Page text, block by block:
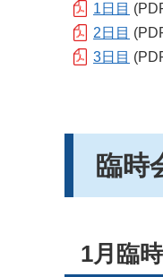
1日目
2日目
3日目
臨時
1月臨